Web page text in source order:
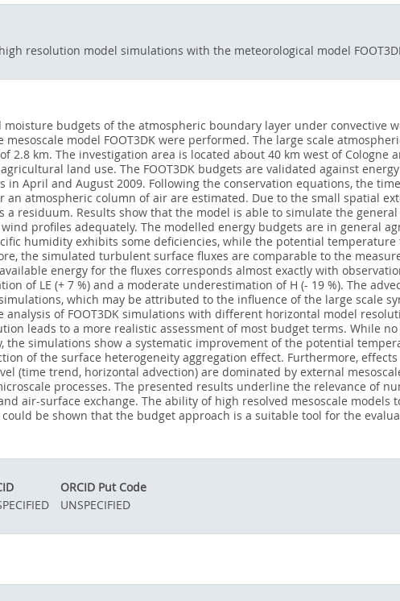
resolution model simulations with the meteorological model
budgets of the atmospheric boundary layer under convective
model FOOT3DK were performed. The large scale
2.8 km. The investigation area is located about 40 km west of Cologne
land use. The FOOT3DK budgets are validated against
April and August 2009. Following the conservation equations, the
atmospheric column of air are estimated. Due to the small spatial
residuum. Results show that the model is able to simulate the
profiles adequately. The modelled energy budgets are in general
humidity exhibits some deficiencies, while the potential
the simulated turbulent surface fluxes are comparable to the
energy for the fluxes corresponds almost exactly with
of LE (+ 7 %) and a moderate underestimation of H (- 19 %). The
which may be attributed to the influence of the large scale
of FOOT3DK simulations with different horizontal model
leads to a more realistic assessment of most budget terms. While
simulations show a systematic improvement of the potential
of the surface heterogeneity aggregation effect. Furthermore,
(time trend, horizontal advection) are dominated by external
processes. The presented results underline the relevance of
air-surface exchange. The ability of high resolved mesoscale models
be shown that the budget approach is a suitable tool for the
ORCID Put Code
UNSPECIFIED